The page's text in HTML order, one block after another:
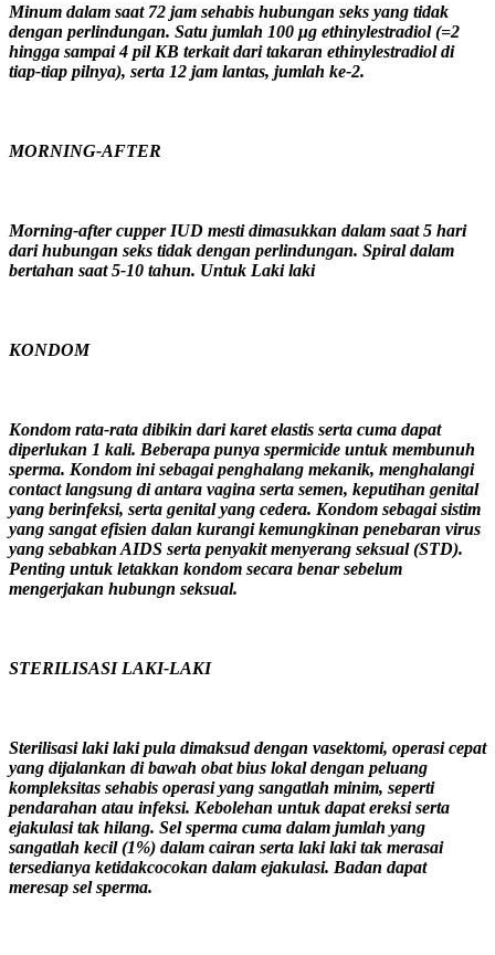
Minum dalam saat 72 jam sehabis hubungan seks yang tidak
dengan perlindungan. Satu jumlah 100 μg ethinylestradiol (=2
hingga sampai 4 pil KB terkait dari takaran ethinylestradiol di
tiap-tiap pilnya), serta 12 jam lantas, jumlah ke-2.
MORNING-AFTER
Morning-after cupper IUD mesti dimasukkan dalam saat 5 hari
dari hubungan seks tidak dengan perlindungan. Spiral dalam
bertahan saat 5-10 tahun. Untuk Laki laki
KONDOM
Kondom rata-rata dibikin dari karet elastis serta cuma dapat
diperlukan 1 kali. Beberapa punya spermicide untuk membunuh
sperma. Kondom ini sebagai penghalang mekanik, menghalangi
contact langsung di antara vagina serta semen, keputihan genital
yang berinfeksi, serta genital yang cedera. Kondom sebagai sistim
yang sangat efisien dalan kurangi kemungkinan penebaran virus
yang sebabkan AIDS serta penyakit menyerang seksual (STD).
Penting untuk letakkan kondom secara benar sebelum
mengerjakan hubungn seksual.
STERILISASI LAKI-LAKI
Sterilisasi laki laki pula dimaksud dengan vasektomi, operasi cepat
yang dijalankan di bawah obat bius lokal dengan peluang
kompleksitas sehabis operasi yang sangatlah minim, seperti
pendarahan atau infeksi. Kebolehan untuk dapat ereksi serta
ejakulasi tak hilang. Sel sperma cuma dalam jumlah yang
sangatlah kecil (1%) dalam cairan serta laki laki tak merasai
tersedianya ketidakcocokan dalam ejakulasi. Badan dapat
meresap sel sperma.